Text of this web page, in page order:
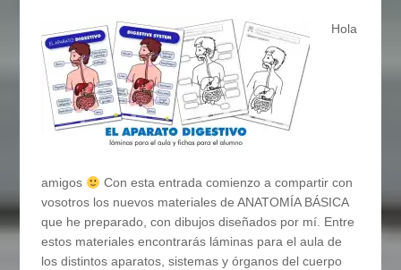
Hola
amigos
Con esta entrada comienzo a compartir con
vosotros los nuevos materiales de ANATOMÍA BÁSICA
que he preparado, con dibujos diseñados por mí. Entre
estos materiales encontrarás láminas para el aula de
los distintos aparatos, sistemas y órganos del cuerpo